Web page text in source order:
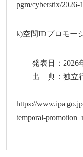
pgm/cyberstix/2026-
k)空間IDプロモー
発表日：2026年
出 典：独立行
https://
temporal-